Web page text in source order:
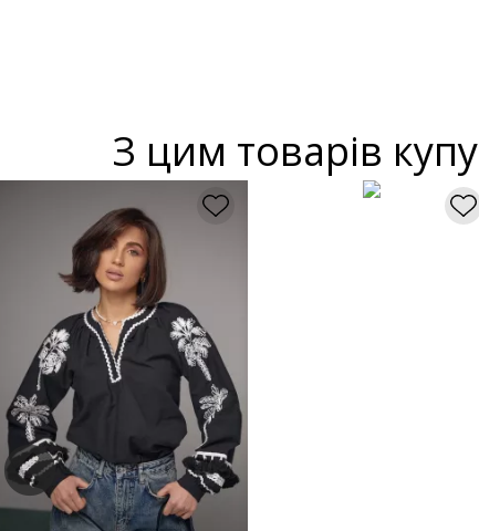
З цим товарів